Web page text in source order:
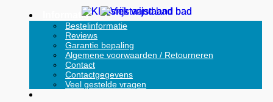
Informatie
Bestelinformatie
Reviews
Garantie bepaling
Algemene voorwaarden / Retourneren
Contact
Contactgegevens
Veel gestelde vragen